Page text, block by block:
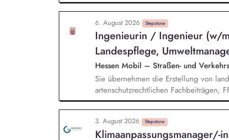
nach anerkannten Berichtsstandards
Weiterentwicklung unseres Corporate
gemeinsam mit dem Team Maßnahmen
ökologische
deren Umsetzung sowie
Projektmanagement bei unseren
Batteriespeicher und weiteren
6. August 2026 Stepstone
Ingenieurin / Ingenieur (w/
Landespflege,
Hessen Mobil – Straßen- und
Sie übernehmen die Erstellung von
artenschutzrechtlichen Fachbeiträgen,
Steuerung von
Fachbeiträgen, FFH-
ebenfalls zu Ihren Aufgaben. Darüber
Baubegleitung für
3. August 2026 Stepstone
Klimaanpassungsmanager/-